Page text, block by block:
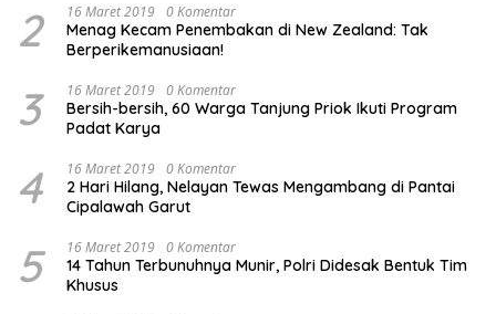
2 16 Maret 2019 0 Komentar
Menag Kecam Penembakan di New Zealand: Tak
Berperikemanusiaan!
3 16 Maret 2019 0 Komentar
Bersih-bersih, 60 Warga Tanjung Priok Ikuti Program
Padat Karya
4 16 Maret 2019 0 Komentar
2 Hari Hilang, Nelayan Tewas Mengambang di Pantai
Cipalawah Garut
5 16 Maret 2019 0 Komentar
14 Tahun Terbunuhnya Munir, Polri Didesak Bentuk Tim
Khusus